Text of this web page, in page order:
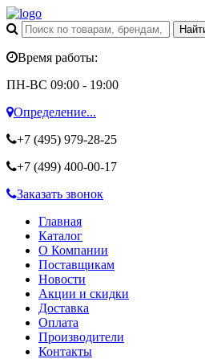
Время работы:
ПН-ВС 09:00 - 19:00
Определение...
+7 (495) 979-28-25
+7 (499) 400-00-17
Заказать звонок
Главная
Каталог
О Компании
Поставщикам
Новости
Акции и скидки
Доставка
Оплата
Производители
Контакты